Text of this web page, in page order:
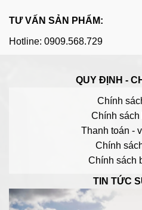
TƯ VẤN SẢN PHẨM:
Hotline: 0909.568.729
QUY ĐỊNH -
Chính
Chính sách
Thanh toán -
Chính
Chính sách
TIN TỨC